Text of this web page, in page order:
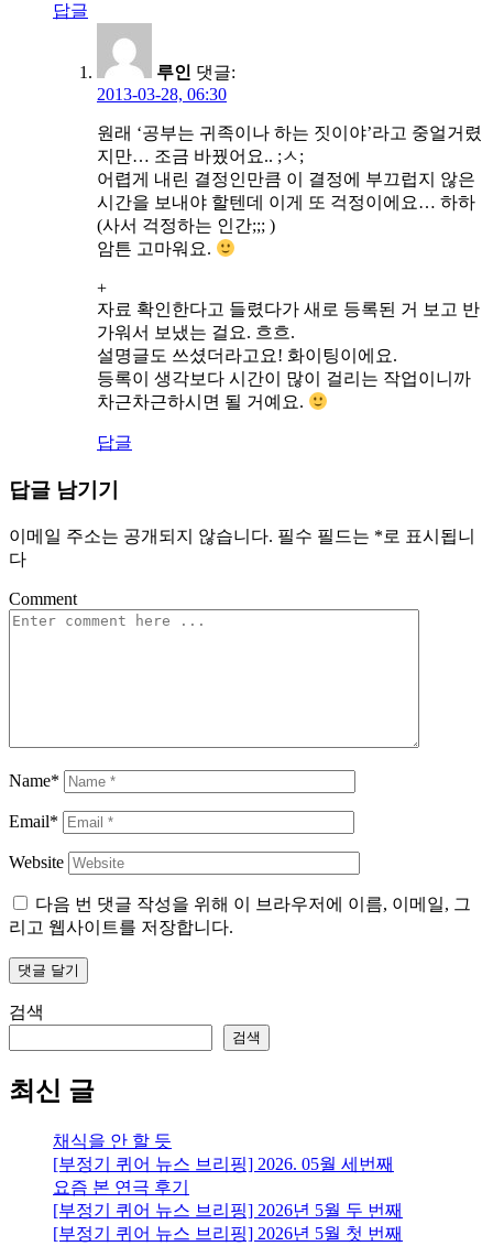
답글
루인 댓글:
2013-03-28, 06:30
원래 ‘공부는 귀족이나 하는 짓이야’라고 중얼거렸
지만… 조금 바꿨어요.. ;ㅅ;
어렵게 내린 결정인만큼 이 결정에 부끄럽지 않은
시간을 보내야 할텐데 이게 또 걱정이에요… 하하
(사서 걱정하는 인간;;; )
암튼 고마워요.
+
자료 확인한다고 들렸다가 새로 등록된 거 보고 반
가워서 보냈는 걸요. 흐흐.
설명글도 쓰셨더라고요! 화이팅이에요.
등록이 생각보다 시간이 많이 걸리는 작업이니까
차근차근하시면 될 거예요.
답글
답글 남기기
이메일 주소는 공개되지 않습니다. 필수 필드는 *로 표시됩니
다
Comment
Name*
Email*
Website
다음 번 댓글 작성을 위해 이 브라우저에 이름, 이메일, 그
리고 웹사이트를 저장합니다.
검색
검색
최신 글
채식을 안 할 듯
[부정기 퀴어 뉴스 브리핑] 2026. 05월 세번째
요즘 본 연극 후기
[부정기 퀴어 뉴스 브리핑] 2026년 5월 두 번째
[부정기 퀴어 뉴스 브리핑] 2026년 5월 첫 번째